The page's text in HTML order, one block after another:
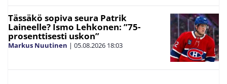
Tässäkö sopiva seura Patrik
Laineelle? Ismo Lehkonen: ”75-
prosenttisesti uskon”
Markus Nuutinen | 05.08.2026 18:03